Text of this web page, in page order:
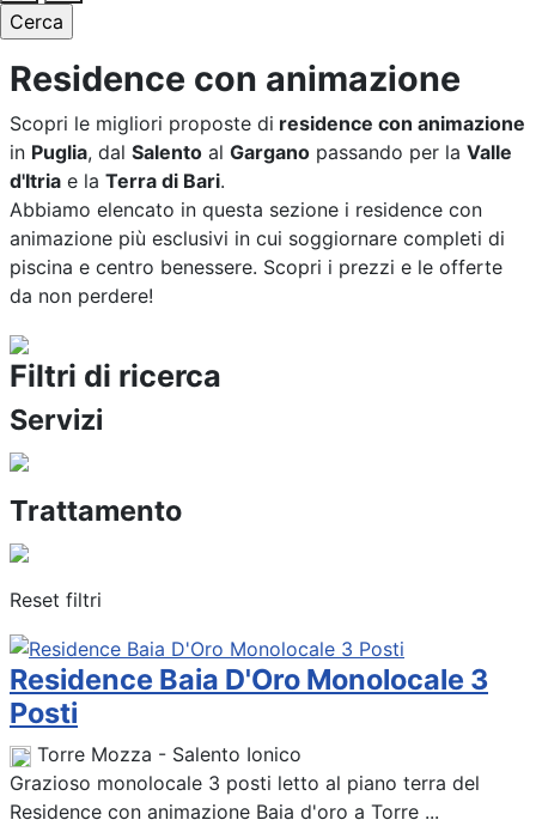
Residence con animazione
Scopri le migliori proposte di residence con animazione
in Puglia, dal Salento al Gargano passando per la Valle
d'Itria e la Terra di Bari.
Abbiamo elencato in questa sezione i residence con
animazione più esclusivi in cui soggiornare completi di
piscina e centro benessere. Scopri i prezzi e le offerte
da non perdere!
Filtri di ricerca
Servizi
Trattamento
Reset filtri
Residence Baia D'Oro Monolocale 3
Posti
Torre Mozza - Salento Ionico
Grazioso monolocale 3 posti letto al piano terra del
Residence con animazione Baia d'oro a Torre ...